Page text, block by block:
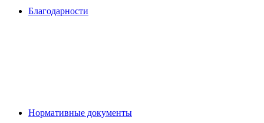
Благодарности
Нормативные документы